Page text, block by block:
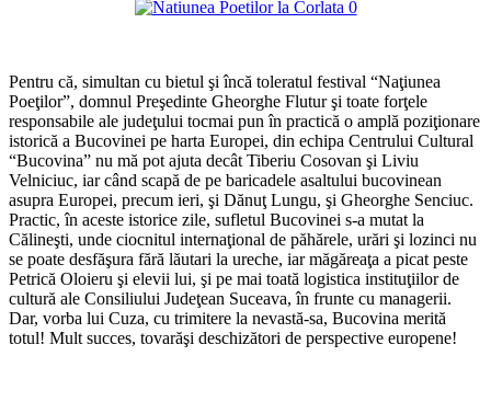
Pentru că, simultan cu bietul şi încă toleratul festival “Naţiunea
Poeţilor”, domnul Preşedinte Gheorghe Flutur şi toate forţele
responsabile ale judeţului tocmai pun în practică o amplă poziţionare
istorică a Bucovinei pe harta Europei, din echipa Centrului Cultural
“Bucovina” nu mă pot ajuta decât Tiberiu Cosovan şi Liviu
Velniciuc, iar când scapă de pe baricadele asaltului bucovinean
asupra Europei, precum ieri, şi Dănuţ Lungu, şi Gheorghe Senciuc.
Practic, în aceste istorice zile, sufletul Bucovinei s-a mutat la
Călineşti, unde ciocnitul internaţional de păhărele, urări şi lozinci nu
se poate desfăşura fără lăutari la ureche, iar măgăreaţa a picat peste
Petrică Oloieru şi elevii lui, şi pe mai toată logistica instituţiilor de
cultură ale Consiliului Judeţean Suceava, în frunte cu managerii.
Dar, vorba lui Cuza, cu trimitere la nevastă-sa, Bucovina merită
totul! Mult succes, tovarăşi deschizători de perspective europene!